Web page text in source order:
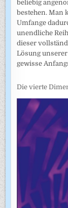
beliebig
bestehen. Man
Umfange
unendliche
dieser
Lösung
gewisse
Die vierte